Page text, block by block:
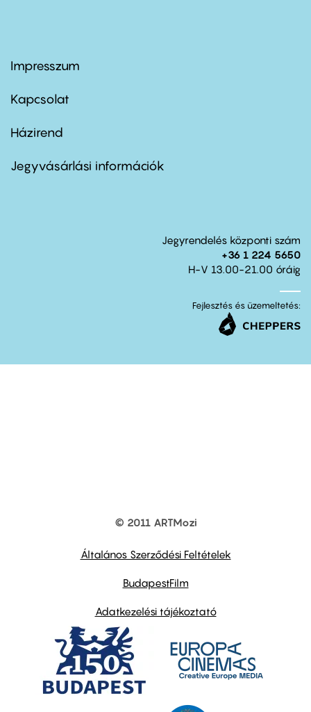
Footer
first
Impresszum
Kapcsolat
Footer
second
Házirend
Jegyvásárlási információk
Jegyrendelés központi szám
+36 1 224 5650
H-V 13.00-21.00 óráig
Fejlesztés és üzemeltetés:
© 2011 ARTMozi
Általános Szerződési Feltételek
BudapestFilm
Adatkezelési tájékoztató